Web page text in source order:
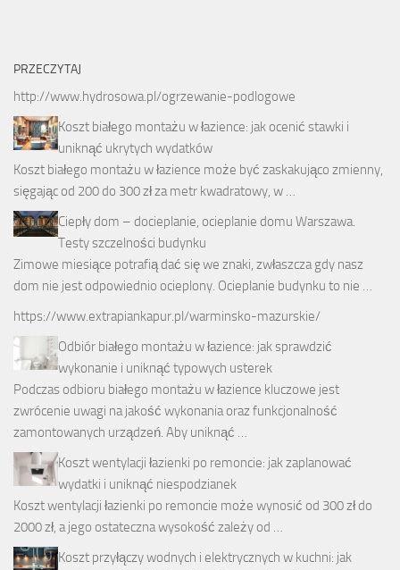
PRZECZYTAJ
http://www.hydrosowa.pl/ogrzewanie-podlogowe
Koszt białego montażu w łazience: jak ocenić stawki i
uniknąć ukrytych wydatków
Koszt białego montażu w łazience może być zaskakująco zmienny,
sięgając od 200 do 300 zł za metr kwadratowy, w …
Ciepły dom – docieplanie, ocieplanie domu Warszawa.
Testy szczelności budynku
Zimowe miesiące potrafią dać się we znaki, zwłaszcza gdy nasz
dom nie jest odpowiednio ocieplony. Ocieplanie budynku to nie …
https://www.extrapiankapur.pl/warminsko-mazurskie/
Odbiór białego montażu w łazience: jak sprawdzić
wykonanie i uniknąć typowych usterek
Podczas odbioru białego montażu w łazience kluczowe jest
zwrócenie uwagi na jakość wykonania oraz funkcjonalność
zamontowanych urządzeń. Aby uniknąć …
Koszt wentylacji łazienki po remoncie: jak zaplanować
wydatki i uniknąć niespodzianek
Koszt wentylacji łazienki po remoncie może wynosić od 300 zł do
2000 zł, a jego ostateczna wysokość zależy od …
Koszt przyłączy wodnych i elektrycznych w kuchni: jak